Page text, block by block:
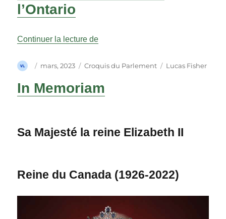
l’Ontario
Continuer la lecture de« Une intrigue explosive :
Auteur
Publié
mars, 2023 Catégories
Croquis du Parlement Étiquettes
Lucas Fisher
In Memoriam
Sa Majesté la reine Elizabeth II
Reine du Canada (1926-2022)